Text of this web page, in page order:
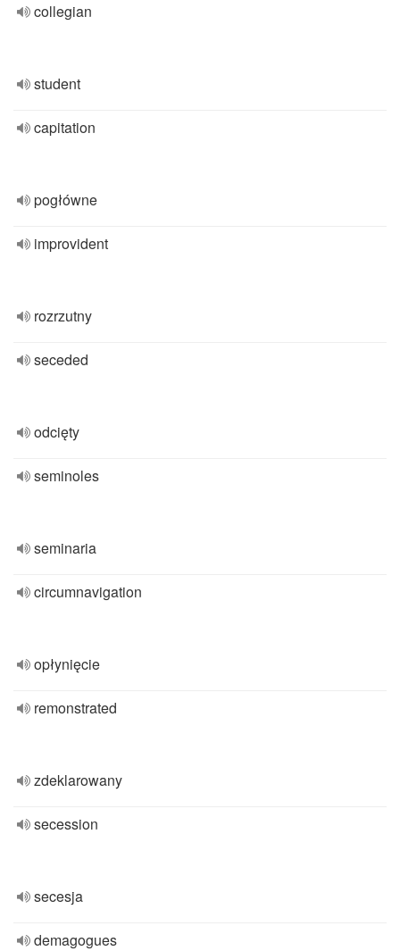
collegian
student
capitation
pogłówne
improvident
rozrzutny
seceded
odcięty
seminoles
seminaria
circumnavigation
opłynięcie
remonstrated
zdeklarowany
secession
secesja
demagogues